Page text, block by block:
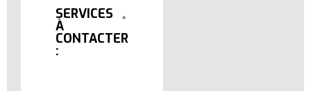
SERVICES
À
CONTACTER
: